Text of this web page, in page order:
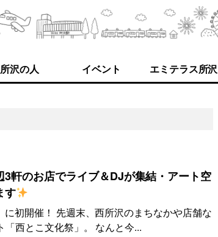
所沢の人 イベント エミテラス所沢
軒のお店でライブ＆DJが集結・アート空
す
初開催！ 先週末、西所沢のまちなかや店舗な
西とこ文化祭」。 なんと今...